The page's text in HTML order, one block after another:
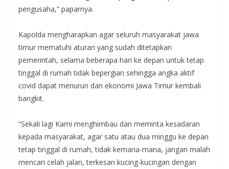
pengusaha,” paparnya.
Kapolda mengharapkan agar seluruh masyarakat jawa
timur mematuhi aturan yang sudah ditetapkan
pemerintah, selama beberapa hari ke depan untuk tetap
tinggal di rumah tidak bepergian sehingga angka aktif
covid dapat menurun dan ekonomi Jawa Timur kembali
bangkit.
“Sekali lagi Kami menghimbau dan meminta kesadaran
kepada masyarakat, agar satu atau dua minggu ke depan
tetap tinggal di rumah, tidak kemana-mana, jangan malah
mencari celah jalan, terkesan kucing-kucingan dengan